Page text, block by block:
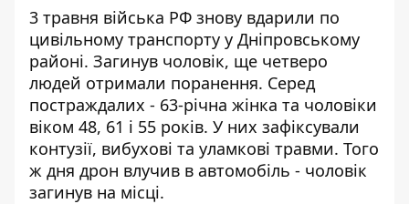
3 травня війська РФ знову вдарили по
цивільному транспорту у Дніпровському
районі. Загинув чоловік, ще четверо
людей отримали поранення. Серед
постраждалих - 63-річна жінка та чоловіки
віком 48, 61 і 55 років. У них зафіксували
контузії, вибухові та уламкові травми. Того
ж дня дрон влучив в автомобіль - чоловік
загинув на місці.